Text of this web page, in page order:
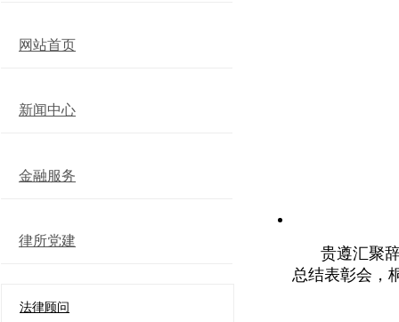
网站首页
新闻中心
金融服务
律所党建
法律顾问
贵遵汇聚
总结表彰会，